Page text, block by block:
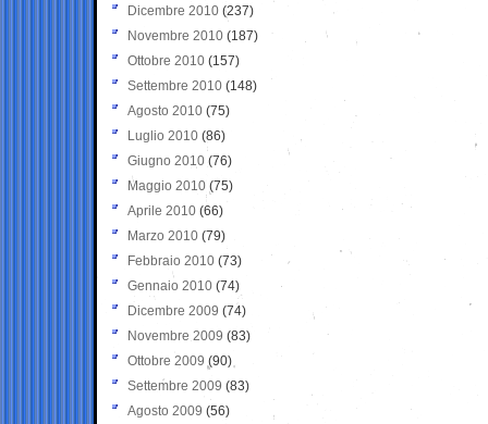
Dicembre 2010 (237)
Novembre 2010 (187)
Ottobre 2010 (157)
Settembre 2010 (148)
Agosto 2010 (75)
Luglio 2010 (86)
Giugno 2010 (76)
Maggio 2010 (75)
Aprile 2010 (66)
Marzo 2010 (79)
Febbraio 2010 (73)
Gennaio 2010 (74)
Dicembre 2009 (74)
Novembre 2009 (83)
Ottobre 2009 (90)
Settembre 2009 (83)
Agosto 2009 (56)